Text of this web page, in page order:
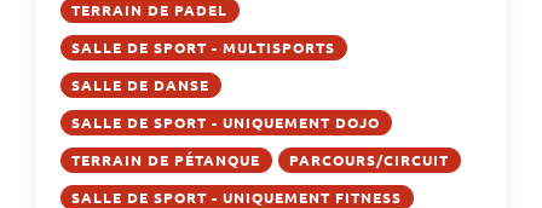
TERRAIN DE PADEL
SALLE DE SPORT - MULTISPORTS
SALLE DE DANSE
SALLE DE SPORT - UNIQUEMENT DOJO
TERRAIN DE PÉTANQUE PARCOURS/CIRCUIT
SALLE DE SPORT - UNIQUEMENT FITNESS